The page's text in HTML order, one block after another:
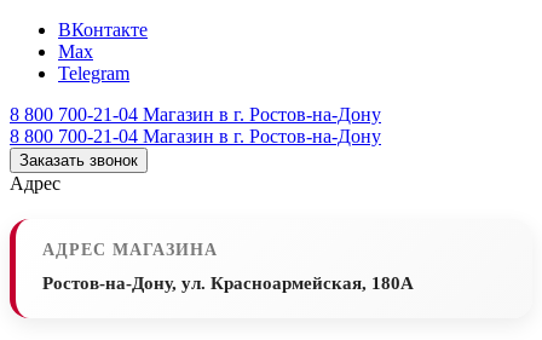
ВКонтакте
Max
Telegram
8 800 700-21-04 Магазин в г. Ростов-на-Дону
8 800 700-21-04 Магазин в г. Ростов-на-Дону
Заказать звонок
Адрес
АДРЕС МАГАЗИНА
Ростов-на-Дону, ул. Красноармейская, 180А